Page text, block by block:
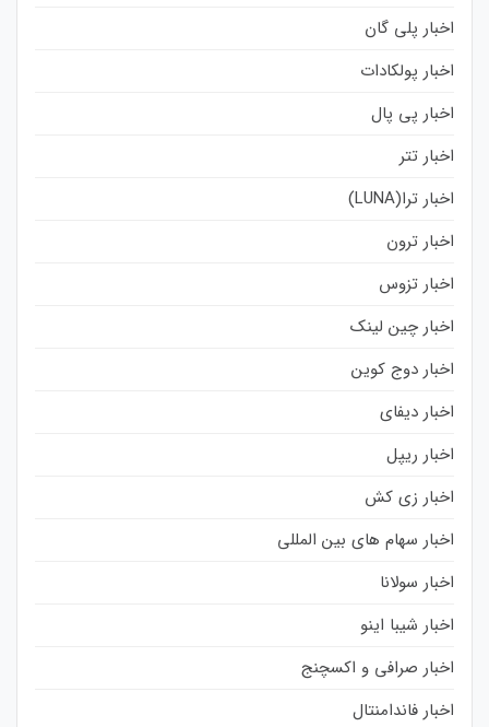
اخبار پلی گان
اخبار پولکادات
اخبار پی پال
اخبار تتر
اخبار ترا(LUNA)
اخبار ترون
اخبار تزوس
اخبار چین لینک
اخبار دوج کوین
اخبار دیفای
اخبار ریپل
اخبار زی کش
اخبار سهام های بین المللی
اخبار سولانا
اخبار شیبا اینو
اخبار صرافی و اکسچنج
اخبار فاندامنتال